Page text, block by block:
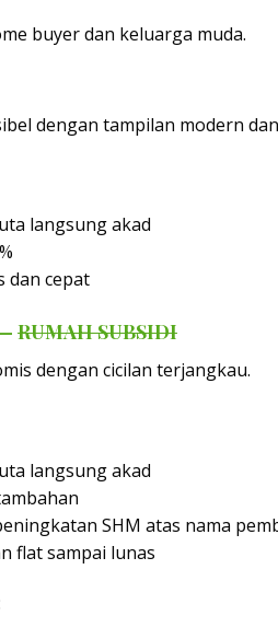
buyer dan keluarga muda.
dengan tampilan modern
langsung akad
dan cepat
RUMAH SUBSIDI
dengan cicilan terjangkau.
langsung akad
SHM atas nama
flat sampai lunas